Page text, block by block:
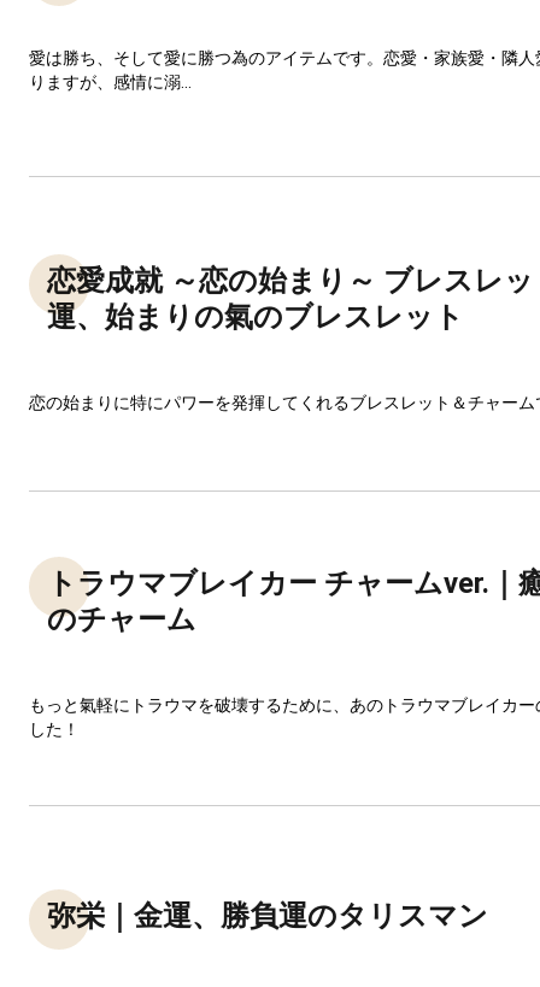
愛は勝ち、そして愛に勝つ為のアイテムです。恋愛・家族愛・隣
りますが、感情に溺...
恋愛成就 ～恋の始まり～ ブレスレ
運、始まりの氣のブレスレット
恋の始まりに特にパワーを発揮してくれるブレスレット＆チャーム
トラウマブレイカー チャームver.｜
のチャーム
もっと氣軽にトラウマを破壊するために、あのトラウマブレイカ
した！
弥栄｜金運、勝負運のタリスマン